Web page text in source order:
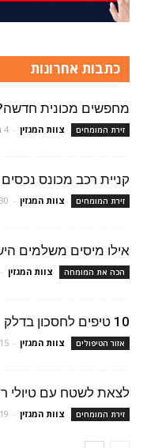
כתבות אחרונות
מחפשים מכונית
זירת המומחים צוות המגזין - 4 ביולי 2024
קניית רכב מכונס
זירת המומחים צוות המגזין - 30 באוקטובר 2019
אילו מיסים משלמים
הכה את המומחה צוות המגזין -
10 טיפים לחסכון בדלק
אזור הטיפולים צוות המגזין - 15 באפריל 2018
לצאת לשטח עם טיולי
זירת המומחים צוות המגזין - 19 באוגוסט 2020